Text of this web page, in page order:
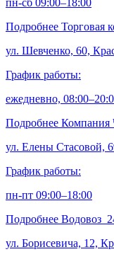
Подробнее Торговая
ул. Шевченко, 60,
График работы:
ежедневно,
Подробнее Компания
ул. Елены Стасовой,
График работы:
пн-пт 09:00–18:00
Подробнее
ул. Борисевича, 12,